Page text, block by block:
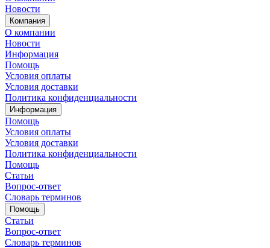
Новости
Компания
О компании
Новости
Информация
Помощь
Условия оплаты
Условия доставки
Политика конфиденциальности
Информация
Помощь
Условия оплаты
Условия доставки
Политика конфиденциальности
Помощь
Статьи
Вопрос-ответ
Словарь терминов
Помощь
Статьи
Вопрос-ответ
Словарь терминов